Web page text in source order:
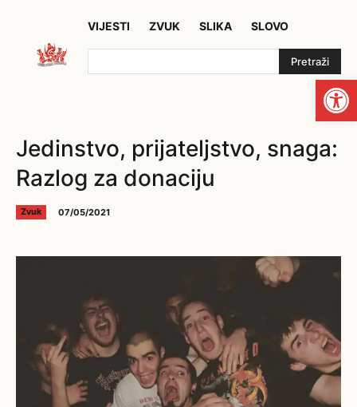
VIJESTI ZVUK SLIKA SLOVO
Pretraži
Jedinstvo, prijateljstvo, snaga:
Razlog za donaciju
Zvuk 07/05/2021